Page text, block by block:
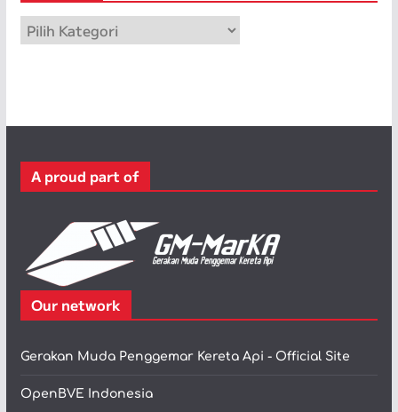
p
a
r
A proud part of
Our network
Gerakan Muda Penggemar Kereta Api - Official Site
OpenBVE Indonesia